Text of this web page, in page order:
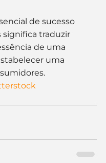
de sucesso
significa traduzir
de uma
uma